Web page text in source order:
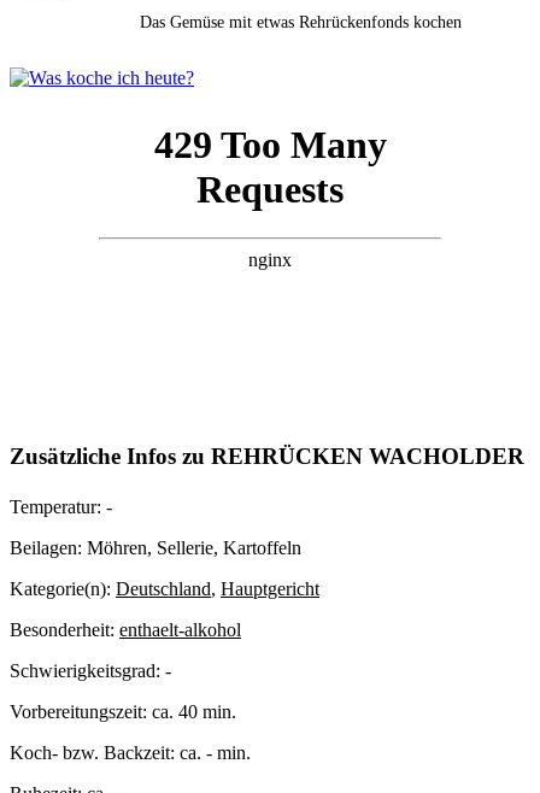
Das Gemüse mit etwas Rehrückenfonds kochen
Zusätzliche Infos zu REHRÜCKEN WACHOLDER
Temperatur: -
Beilagen: Möhren, Sellerie, Kartoffeln
Kategorie(n): Deutschland, Hauptgericht
Besonderheit: enthaelt-alkohol
Schwierigkeitsgrad: -
Vorbereitungszeit: ca. 40 min.
Koch- bzw. Backzeit: ca. - min.